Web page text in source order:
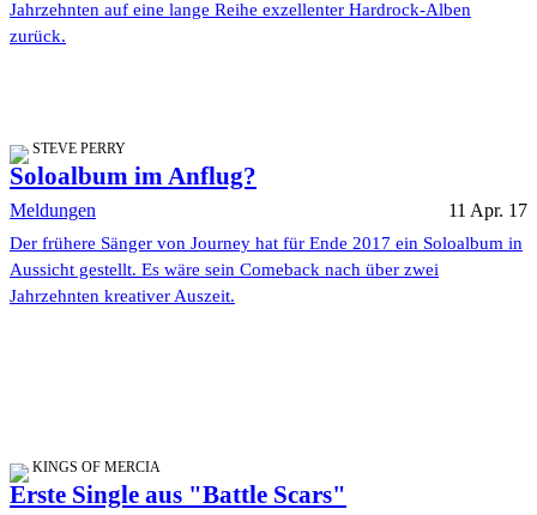
Jahrzehnten auf eine lange Reihe exzellenter Hardrock-Alben
zurück.
STEVE PERRY
Soloalbum im Anflug?
Meldungen 11 Apr. 17
Der frühere Sänger von Journey hat für Ende 2017 ein Soloalbum in
Aussicht gestellt. Es wäre sein Comeback nach über zwei
Jahrzehnten kreativer Auszeit.
KINGS OF MERCIA
Erste Single aus "Battle Scars"